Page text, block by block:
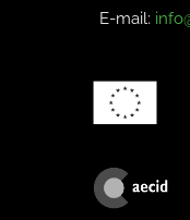
E-mail: